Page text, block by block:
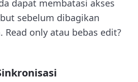
dapat membatasi akses
sebelum dibagikan
Read only atau bebas edit?